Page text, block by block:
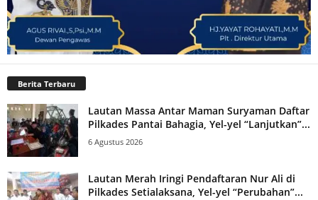
Berita Terbaru
Lautan Massa Antar Maman Suryaman Daftar
Pilkades Pantai Bahagia, Yel-yel “Lanjutkan”...
6 Agustus 2026
Lautan Merah Iringi Pendaftaran Nur Ali di
Pilkades Setialaksana, Yel-yel “Perubahan”...